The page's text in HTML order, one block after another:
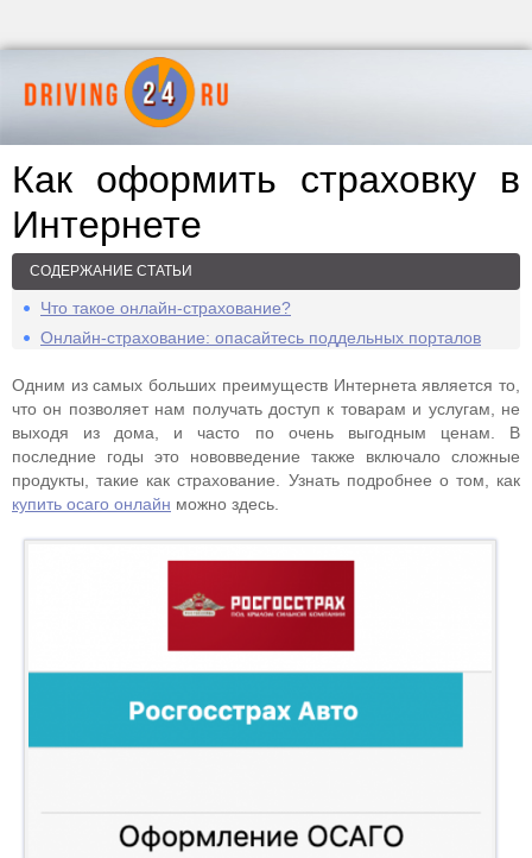
Как оформить страховку в
Интернете
СОДЕРЖАНИЕ СТАТЬИ
Что такое онлайн-страхование?
Онлайн-страхование: опасайтесь поддельных порталов
Одним из самых больших преимуществ Интернета является то,
что он позволяет нам получать доступ к товарам и услугам, не
выходя из дома, и часто по очень выгодным ценам. В
последние годы это нововведение также включало сложные
продукты, такие как страхование. Узнать подробнее о том, как
купить осаго онлайн можно здесь.